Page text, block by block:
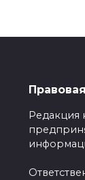
Редакция